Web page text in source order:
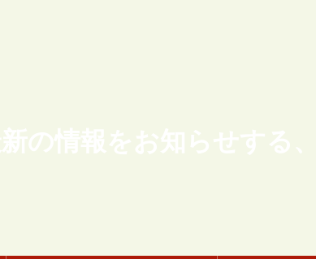
の情報をお知らせする